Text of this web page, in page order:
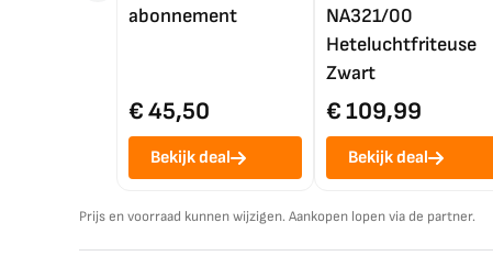
abonnement
€ 45,50
Bekijk deal
NA321/00
Heteluchtfriteuse
Zwart
€ 109,99
Bekijk deal
Prijs en voorraad kunnen wijzigen. Aankopen lopen via de partner.